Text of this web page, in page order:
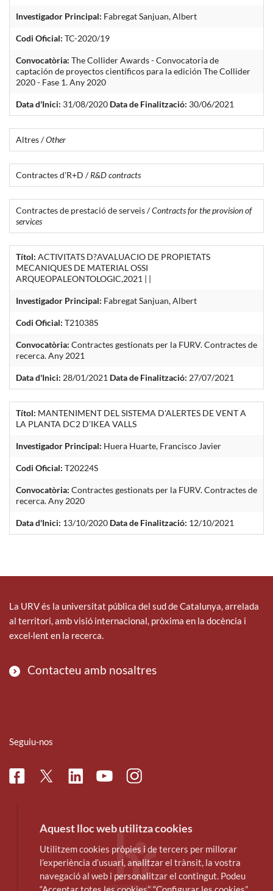
Investigador Principal: Fabregat Sanjuan, Albert
Codi Oficial: TC-2020/19
Convocatòria: The Collider Awards - Convocatoria de
captación de proyectos científicos para la edición The Collider
2020 - Fase 1. Any 2020
Data d'Inici: 31/08/2020 Data de Finalització: 30/06/2021
Altres /Other
Contractes d'R+D /R&D contracts
Contractes de prestació de serveis /Contracts for the provision of
services
Títol: ACTIVITATS D?AVALUACIO DE PROPIETATS
MECANIQUES DE MATERIAL OSSI
ARQUEOPALEONTOLOGIC,2021 | |
Investigador Principal: Fabregat Sanjuan, Albert
Codi Oficial: T21038S
Convocatòria: Contractes gestionats per la FURV. Contractes de
recerca. Any 2021
Data d'Inici: 28/01/2021 Data de Finalització: 27/07/2021
Títol: MANTENIMENT DEL SISTEMA D'ALERTES DE VENT A
LA PLANTA DC2 D'IKEA VALLS
Investigador Principal: Huera Huarte, Francisco Javier
Codi Oficial: T20224S
Convocatòria: Contractes gestionats per la FURV. Contractes de
recerca. Any 2020
Data d'Inici: 13/10/2020 Data de Finalització: 12/10/2021
La URV és la universitat pública del sud de Catalunya, arrelada
al territori, amb visió internacional, pròxima en la docència i
excel·lent en la recerca.
Contacteu amb nosaltres
Seguiu-nos
FacebookTwitterLinkedinYoutubeInstagram
Aquest lloc web utilitza cookies
Utilitzem cookies pròpies i de tercers per millorar
l’experiència d’usuari, analitzar el trànsit, la vostra
navegació al web i personalitzar el contingut. Podeu